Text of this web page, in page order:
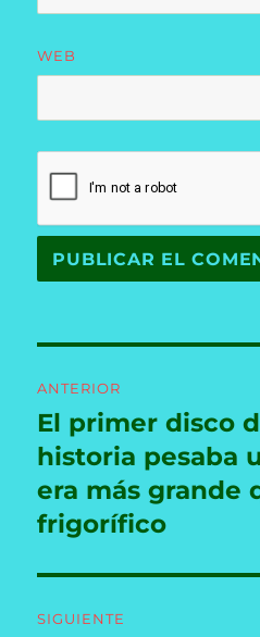
WEB
de
entradas
ANTERIOR
Entrada
anterior:
El primer disco
historia pesaba
era más grande
frigorífico
SIGUIENTE